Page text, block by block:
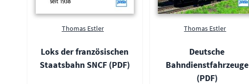
Thomas Estler
Loks der französischen
Staatsbahn SNCF (PDF)
Thomas Estler
Deutsche
Bahndienstfahrzeuge
(PDF)